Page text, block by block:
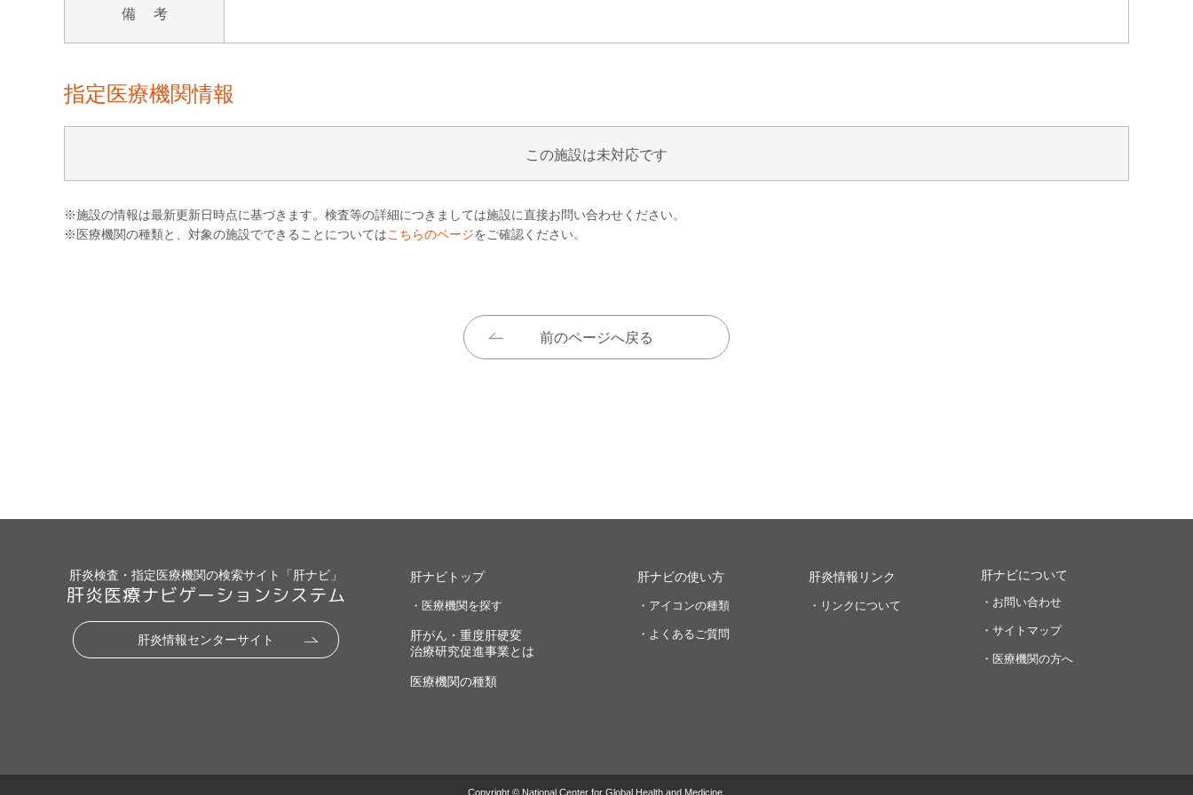
備 考
指定医療機関情報
この施設は未対応です
※施設の情報は最新更新日時点に基づきます。検査等の詳細につきましては施設に直接お問い合わせください。
※医療機関の種類と、対象の施設でできることについてはこちらのページをご確認ください。
前のページへ戻る
肝炎検査・指定医療機関の検索サイト「肝ナビ」
肝炎医療ナビゲーションシステム
肝炎情報センターサイト
肝ナビトップ
・医療機関を探す
肝がん・重度肝硬変
治療研究促進事業とは
医療機関の種類
肝ナビの使い方
・アイコンの種類
・よくあるご質問
肝炎情報リンク
・リンクについて
肝ナビについて
・お問い合わせ
・サイトマップ
・医療機関の方へ
Copyright © National Center for Global Health and Medicine.